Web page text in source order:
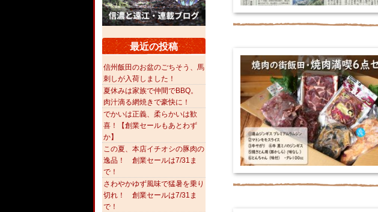
最近の投稿
信州飯田のお盆のごちそう、馬
刺しが入荷しました！
夏休みは家族で仲間でBBQ。
肉汁滴る網焼きで豪快に！
でかいは正義、柔らかいは歓
喜！【創業セールもあとわず
か】
この夏、本店イチオシの豚肉の
逸品！ 創業セールは7/31ま
で！
さわやかゆず風味で猛暑を乗り
切れ！ 創業セールは7/31ま
で！